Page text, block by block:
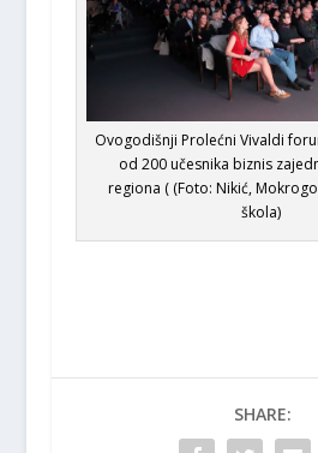
Ovogodišnji Prolećni Vivaldi
od 200 učesnika biznis
regiona ( (Foto: Nikić,
škola)
SHARE: